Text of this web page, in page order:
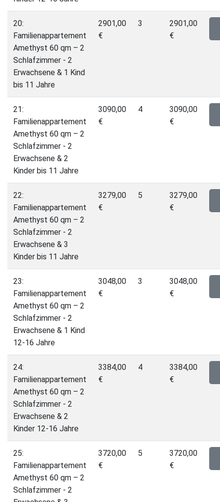
20:
Familienappartement
Amethyst 60 qm – 2
Schlafzimmer - 2
Erwachsene & 1 Kind
bis 11 Jahre
2901,00
€
3
2901,00
€
21:
Familienappartement
Amethyst 60 qm – 2
Schlafzimmer - 2
Erwachsene & 2
Kinder bis 11 Jahre
3090,00
€
4
3090,00
€
22:
Familienappartement
Amethyst 60 qm – 2
Schlafzimmer - 2
Erwachsene & 3
Kinder bis 11 Jahre
3279,00
€
5
3279,00
€
23:
Familienappartement
Amethyst 60 qm – 2
Schlafzimmer - 2
Erwachsene & 1 Kind
12-16 Jahre
3048,00
€
3
3048,00
€
24:
Familienappartement
Amethyst 60 qm – 2
Schlafzimmer - 2
Erwachsene & 2
Kinder 12-16 Jahre
3384,00
€
4
3384,00
€
25:
Familienappartement
Amethyst 60 qm – 2
Schlafzimmer - 2
3720,00
€
5
3720,00
€